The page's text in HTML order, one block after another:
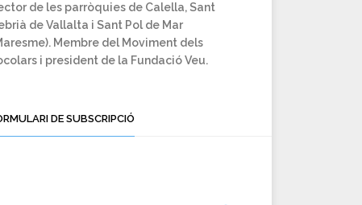
de les parròquies de Calella, Sant
de Vallalta i Sant Pol de Mar
Membre del Moviment dels
i president de la Fundació Veu.
DE SUBSCRIPCIÓ